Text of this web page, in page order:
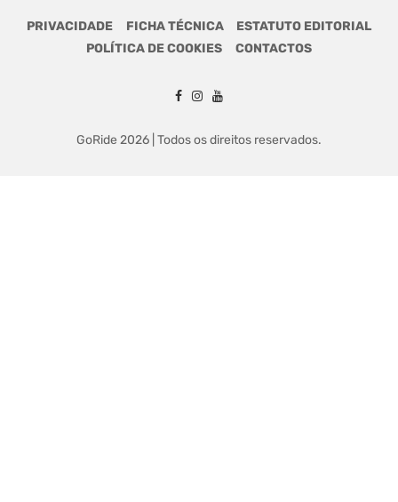
PRIVACIDADE FICHA TÉCNICA
ESTATUTO EDITORIAL
POLÍTICA DE COOKIES
CONTACTOS
GoRide 2026 | Todos os direitos reservados.